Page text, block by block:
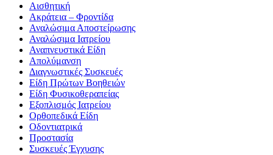
Αισθητική
Ακράτεια – Φροντίδα
Αναλώσιμα Αποστείρωσης
Αναλώσιμα Ιατρείου
Αναπνευστικά Είδη
Απολύμανση
Διαγνωστικές Συσκευές
Είδη Πρώτων Βοηθειών
Είδη Φυσικοθεραπείας
Εξοπλισμός Ιατρείου
Ορθοπεδικά Είδη
Οδοντιατρικά
Προστασία
Συσκευές Έγχυσης